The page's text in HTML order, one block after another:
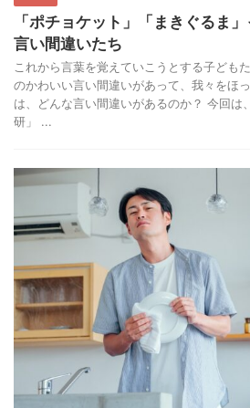
「ポチョケット」「まきぐるま
言い間違いたち
これから言葉を覚えていこうとする子ども
のかわいい言い間違いがあって、我々をほ
は、どんな言い間違いがあるのか？ 今回は
研」 ...